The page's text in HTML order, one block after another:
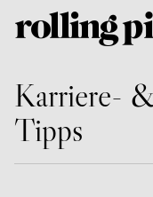
Karriere-
Tipps